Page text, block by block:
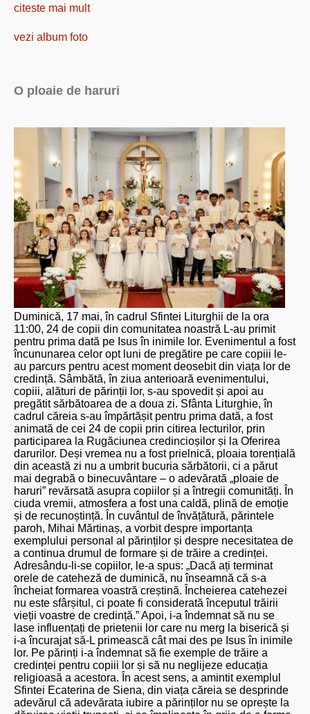
citeste mai mult
vezi album foto
O ploaie de haruri
Duminică, 17 mai, în cadrul Sfintei Liturghii de la ora
11:00, 24 de copii din comunitatea noastră L-au primit
pentru prima dată pe Isus în inimile lor. Evenimentul a fost
încununarea celor opt luni de pregătire pe care copiii le-
au parcurs pentru acest moment deosebit din viața lor de
credință. Sâmbătă, în ziua anterioară evenimentului,
copiii, alături de părinții lor, s-au spovedit și apoi au
pregătit sărbătoarea de a doua zi. Sfânta Liturghie, în
cadrul căreia s-au împărtășit pentru prima dată, a fost
animată de cei 24 de copii prin citirea lecturilor, prin
participarea la Rugăciunea credincioșilor și la Oferirea
darurilor. Deși vremea nu a fost prielnică, ploaia torențială
din această zi nu a umbrit bucuria sărbătorii, ci a părut
mai degrabă o binecuvântare – o adevărată „ploaie de
haruri” revărsată asupra copiilor și a întregii comunități. În
ciuda vremii, atmosfera a fost una caldă, plină de emoție
și de recunoștință. În cuvântul de învățătură, părintele
paroh, Mihai Mărtinaș, a vorbit despre importanța
exemplului personal al părinților și despre necesitatea de
a continua drumul de formare și de trăire a credinței.
Adresându-li-se copiilor, le-a spus: „Dacă ați terminat
orele de cateheză de duminică, nu înseamnă că s-a
încheiat formarea voastră creștină. Încheierea catehezei
nu este sfârșitul, ci poate fi considerată începutul trăirii
vieții voastre de credință.” Apoi, i-a îndemnat să nu se
lase influențați de prietenii lor care nu merg la biserică și
i-a încurajat să-L primească cât mai des pe Isus în inimile
lor. Pe părinți i-a îndemnat să fie exemple de trăire a
credinței pentru copiii lor și să nu neglijeze educația
religioasă a acestora. În acest sens, a amintit exemplul
Sfintei Ecaterina de Siena, din viața căreia se desprinde
adevărul că adevărata iubire a părinților nu se oprește la